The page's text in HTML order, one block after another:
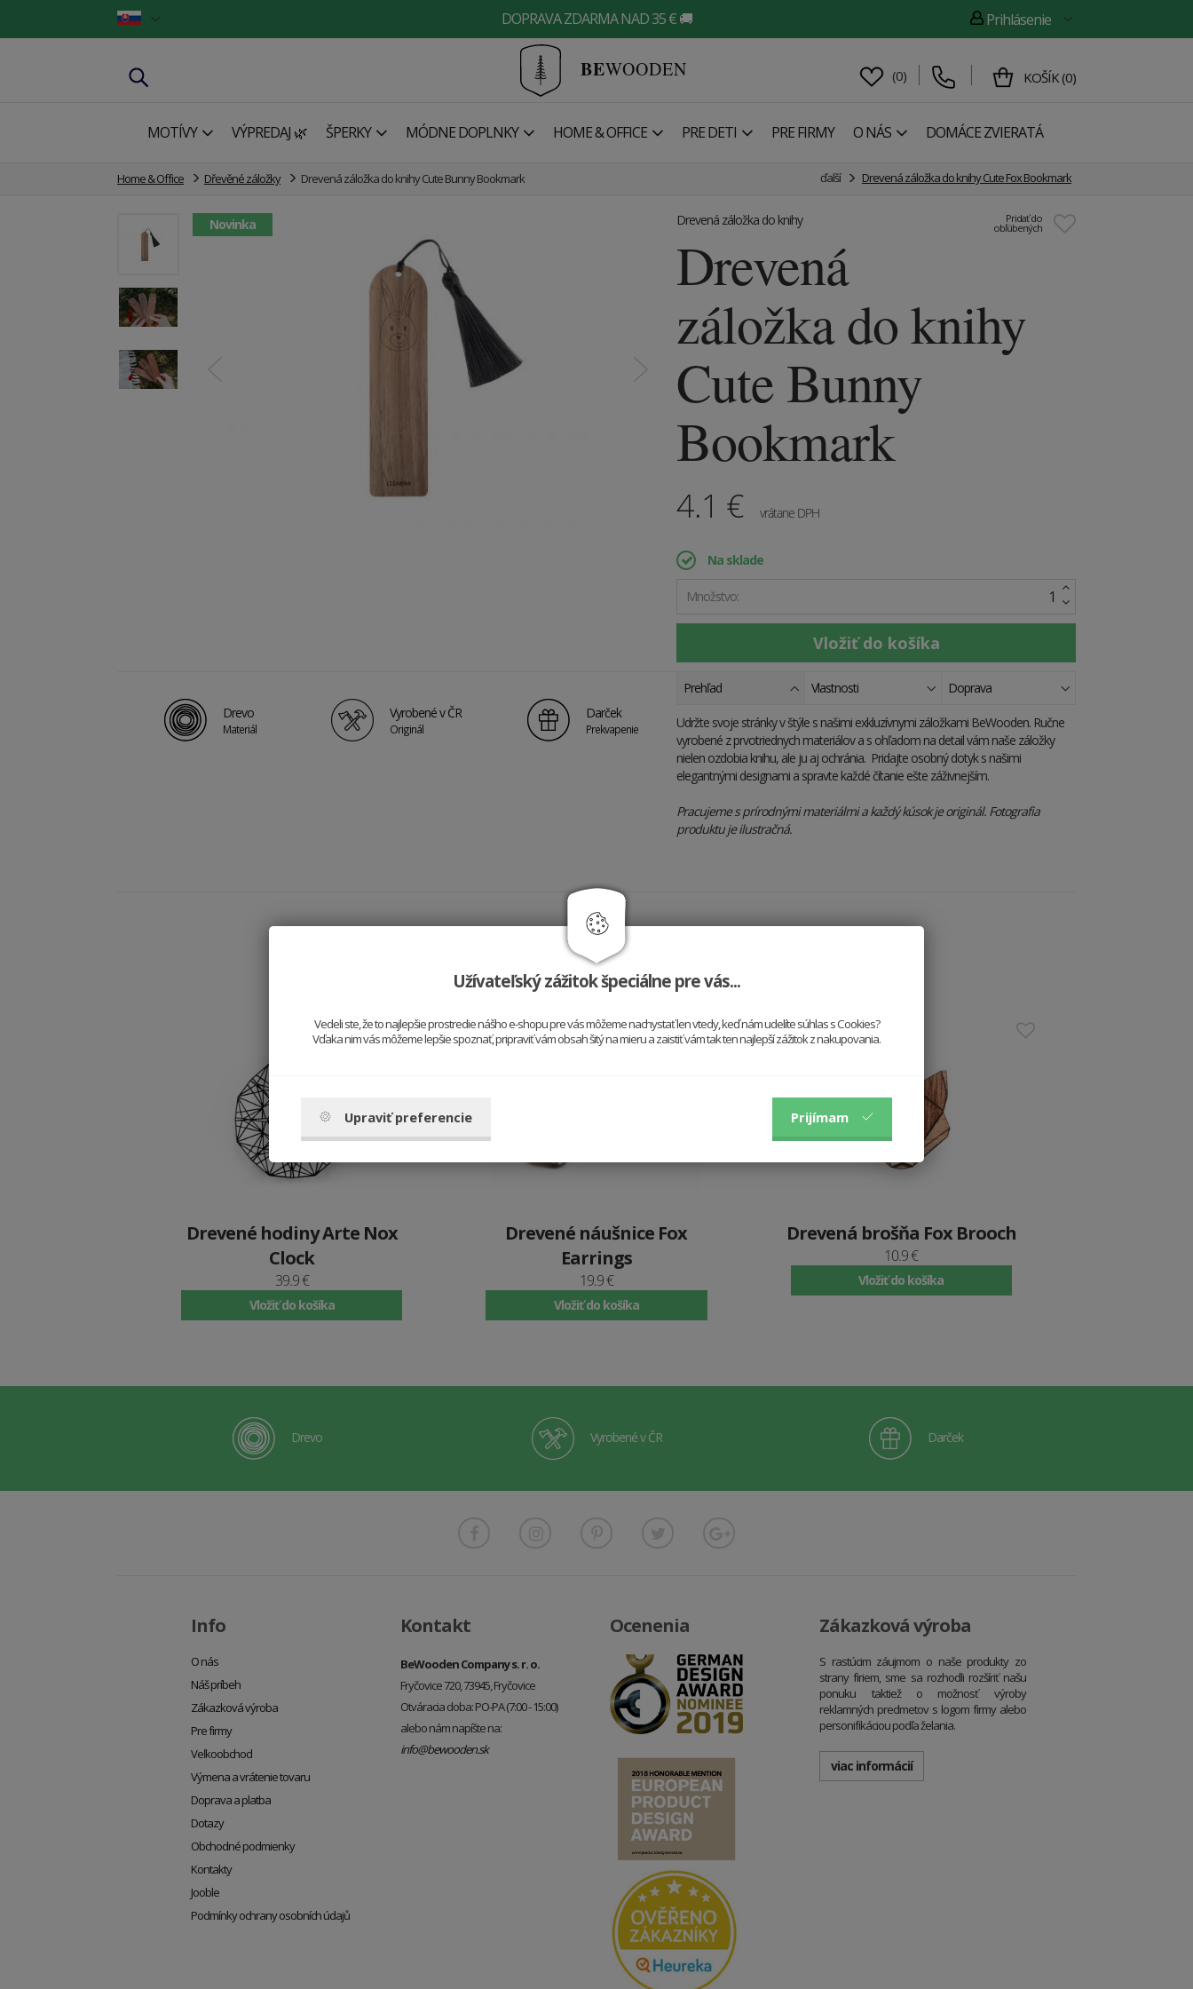
DOPRAVA ZDARMA NAD 35 € 🚚 Prihlásenie
BEWOODEN (0) KOŠÍK (0)
MOTÍVY VÝPREDAJ 🌿 ŠPERKY MÓDNE DOPLNKY HOME & OFFICE PRE DETI PRE FIRMY O NÁS DOMÁCE ZVIERATÁ
Home & Office Dřevěné záložky Drevená záložka do knihy Cute Bunny Bookmark ďalší Drevená záložka do knihy Cute Fox Bookmark
Novinka Pridať do
obľúbených
Drevená záložka do knihy
Drevená
záložka do knihy
Cute Bunny
Bookmark
4.1 € vrátane DPH
Na sklade
Množstvo:
Drevo
Materiál
Vyrobené v ČR
Originál
Darček
Prekvapenie
Prehľad Vlastnosti Doprava
Udržte svoje stránky v štýle s našimi exkluzívnymi záložkami BeWooden. Ručne
vyrobené z prvotriednych materiálov a s ohľadom na detail vám naše záložky
nielen ozdobia knihu, ale ju aj ochránia. Pridajte osobný dotyk s našimi
elegantnými designami a spravte každé čítanie ešte záživnejším.
Pracujeme s prírodnými materiálmi a každý kúsok je originál. Fotografia
produktu je ilustračná.
Hodí sa k sebe
Drevené hodiny Arte Nox
Clock
39.9 €
Vložiť do košíka
Drevené náušnice Fox
Earrings
19.9 €
Vložiť do košíka
Drevená brošňa Fox Brooch
10.9 €
Vložiť do košíka
Drevo Vyrobené v ČR Darček
Info
O nás
Náš príbeh
Zákazková výroba
Pre firmy
Veľkoobchod
Výmena a vrátenie tovaru
Doprava a platba
Dotazy
Obchodné podmienky
Kontakty
Jooble
Podmínky ochrany osobních údajů
Kontakt
BeWooden Company s. r. o.
Fryčovice 720, 73945, Fryčovice
Otváracia doba: PO-PA (7:00 - 15:00)
alebo nám napíšte na:
info@bewooden.sk
Ocenenia Zákazková výroba
S rastúcim záujmom o naše produkty zo
strany firiem, sme sa rozhodli rozšíriť našu
ponuku taktiež o možnosť výroby
reklamných predmetov s logom firmy alebo
personifikáciou podľa želania.
viac informácií
Užívateľský zážitok špeciálne pre vás...
Vedeli ste, že to najlepšie prostredie nášho e-shopu pre vás môžeme nachystať len vtedy, keď nám udelíte súhlas s Cookies?
Vďaka nim vás môžeme lepšie spoznať, pripraviť vám obsah šitý na mieru a zaistiť vám tak ten najlepší zážitok z nakupovania.
Upraviť preferencie Prijímam